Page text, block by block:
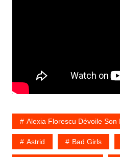
Alexia Florescu Dévoile Son
Astrid Bad Girls